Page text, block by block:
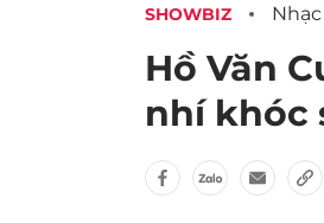
SHOWBIZ Nhạc
Hồ Văn
nhí khóc